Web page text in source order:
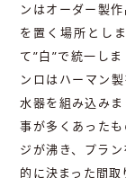
ンはオーダー製
を置く場所とし
て”白”で統一し
ンロはハーマン
水器を組み込み
事が多くあった
ジが沸き、プラ
的に決まった間